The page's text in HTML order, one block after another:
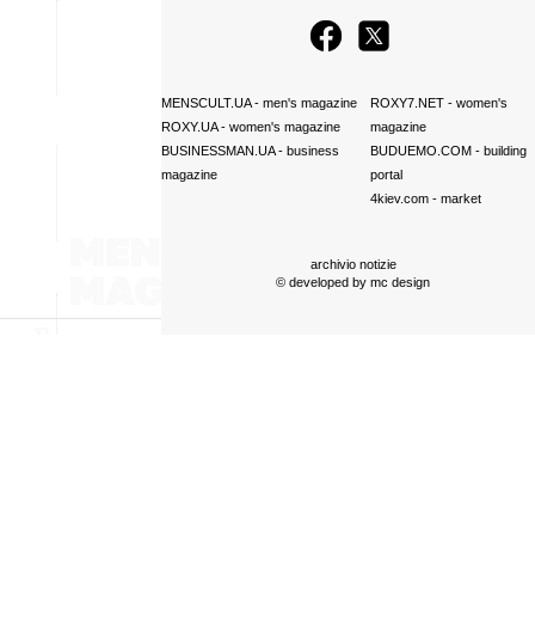
MENSCULT.UA- men's magazine
ROXY.UA- women's magazine
BUSINESSMAN.UA- business
magazine
ROXY7.NET- women's
magazine
BUDUEMO.COM- building
portal
4kiev.com- market
archivio notizie
© developed by mc design